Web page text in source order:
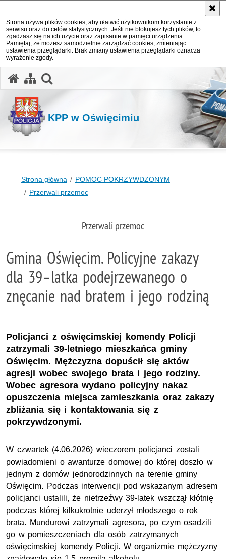
Strona używa plików cookies, aby ułatwić użytkownikom korzystanie z
serwisu oraz do celów statystycznych. Jeśli nie blokujesz tych plików, to
zgadzasz się na ich użycie oraz zapisanie w pamięci urządzenia.
Pamiętaj, że możesz samodzielnie zarządzać cookies, zmieniając
ustawienia przeglądarki. Brak zmiany ustawienia przeglądarki oznacza
wyrażenie zgody.
KPP w Oświęcimiu
Strona główna
POMOC POKRZYWDZONYM
Przerwali przemoc
Przerwali przemoc
Gmina Oświęcim. Policyjne zakazy
dla 39–latka podejrzewanego o
znęcanie nad bratem i jego rodziną
Policjanci z oświęcimskiej komendy Policji
zatrzymali 39-letniego mieszkańca gminy
Oświęcim. Mężczyzna dopuścił się aktów
agresji wobec swojego brata i jego rodziny.
Wobec agresora wydano policyjny nakaz
opuszczenia miejsca zamieszkania oraz zakazy
zbliżania się i kontaktowania się z
pokrzywdzonymi.
W czwartek (4.06.2026) wieczorem policjanci zostali
powiadomieni o awanturze domowej do której doszło w
jednym z domów jednorodzinnych na terenie gminy
Oświęcim. Podczas interwencji pod wskazanym adresem
policjanci ustalili, że nietrzeźwy 39-latek wszczął kłótnię
podczas której kilkukrotnie uderzył młodszego o rok
brata. Mundurowi zatrzymali agresora, po czym osadzili
go w pomieszczeniach dla osób zatrzymanych
oświęcimskiej komendy Policji. W organizmie mężczyzny